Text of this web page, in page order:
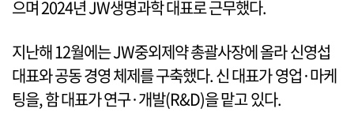
으며 2024년 JW생명과학 대표로 근무했다.
지난해 12월에는 JW중외제약 총괄사장에 올라 신영섭
대표와 공동 경영 체제를 구축했다. 신 대표가 영업·마케
팅을, 함 대표가 연구·개발(R&D)을 맡고 있다.